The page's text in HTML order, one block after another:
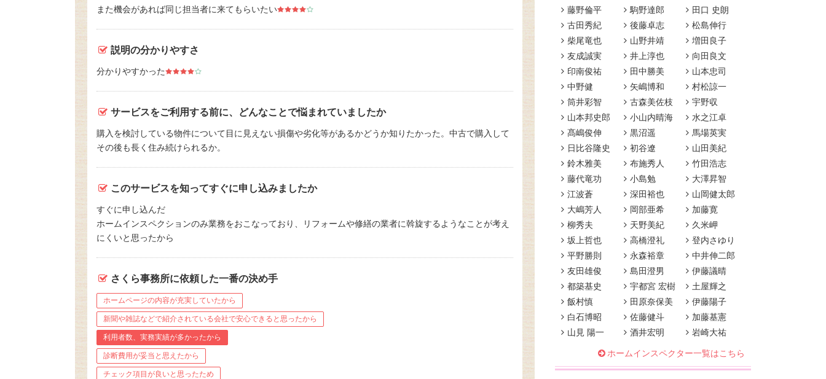
また機会があれば同じ担当者に来てもらいたい
説明の分かりやすさ
分かりやすかった
サービスをご利用する前に、どんなことで悩まれていましたか
購入を検討している物件について目に見えない損傷や劣化等があるかどうか知りたかった。中古で購入して
その後も長く住み続けられるか。
このサービスを知ってすぐに申し込みましたか
すぐに申し込んだ
ホームインスペクションのみ業務をおこなっており、リフォームや修繕の業者に斡旋するようなことが考え
にくいと思ったから
さくら事務所に依頼した一番の決め手
ホームページの内容が充実していたから
新聞や雑誌などで紹介されている会社で安心できると思ったから
利用者数、実務実績が多かったから
診断費用が妥当と思えたから
チェック項目が良いと思ったため
藤野倫平
駒野達郎
田口 史朗
古田秀紀
後藤卓志
松島伸行
柴尾竜也
山野井靖
増田良子
友成誠実
井上淳也
向田良文
印南俊祐
田中勝美
山本忠司
中野健
矢嶋博和
村松諒一
筒井彩智
古森美佐枝
宇野収
山本邦史郎
小山内晴海
水之江卓
髙嶋俊伸
黒沼遥
馬場英実
日比谷隆史
初谷遼
山田美紀
鈴木雅美
布施秀人
竹田浩志
藤代竜功
小島勉
大澤昇智
江波蒼
深田裕也
山岡健太郎
大嶋芳人
岡部亜希
加藤寛
柳秀夫
天野美紀
久米岬
坂上哲也
高橋澄礼
登内さゆり
平野勝則
永森裕章
中井伸二郎
友田雄俊
島田澄男
伊藤議晴
都築基史
宇都宮 宏樹
土屋輝之
飯村慎
田原奈保美
伊藤陽子
白石博昭
佐藤健斗
加藤基憲
山見 陽一
酒井宏明 岩崎大祐
ホームインスペクター一覧はこちら